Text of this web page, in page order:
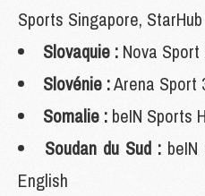
Sports Singapore,
Slovaquie : Nova
Slovénie :Arena Sport
Somalie : beIN Sports
Soudan du Sud :
English